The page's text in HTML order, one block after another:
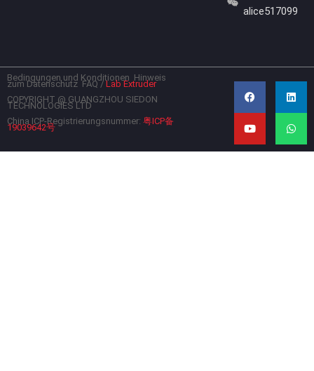
alice517099
Bedingungen und Konditionen Hinweis
zum Datenschutz FAQ/Lab Extruder
COPYRIGHT @ GUANGZHOU SIEDON
TECHNOLOGIES LTD
China ICP-Registrierungsnummer: 粤ICP备
19039642号
F
a
c
e
o
o
k
L
n
k
d
i
n
Y
o
u
t
b
e
W
a
t
a
p
p